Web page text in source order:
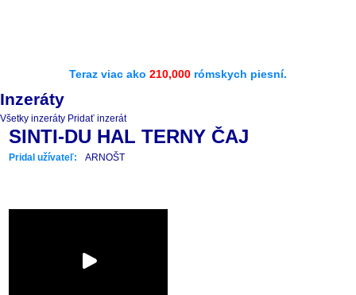
Teraz viac ako 210,000 rómskych piesní.
Inzeráty
Všetky inzeráty Pridať inzerát
SINTI-DU HAL TERNY ČAJ
Pridal užívateľ: ARNOŠT